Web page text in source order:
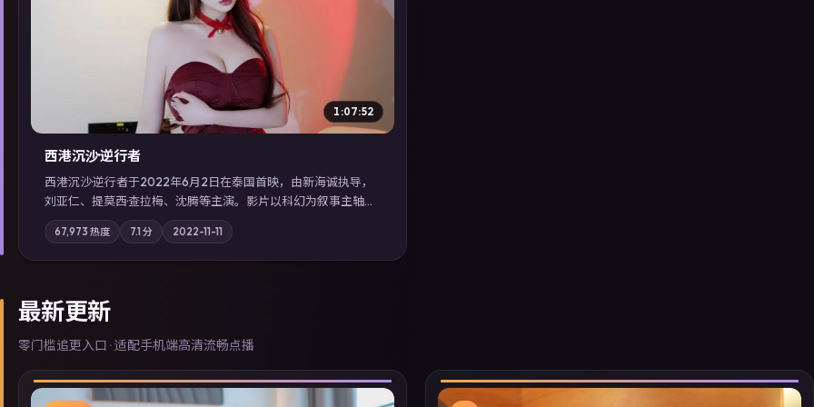
▶
1:07:52
西港沉沙·逆行者
西港沉沙·逆行者于2022年6月2日在泰国首映，由新海诚执导，
刘亚仁、提莫西·查拉梅、沈腾等主演。影片以科幻为叙事主轴，
失踪人口档案牵出跨国灰色产业链；摄影与配乐强化地域气质；
站内亦可通过「国产免费观看高清电视剧在线看」延展检索同类
型高分佳作，畅享高清在线追剧体验。
67,973 热度 7.1 分 2022-11-11
最新更新
零门槛追更入口 · 适配手机端高清流畅点播